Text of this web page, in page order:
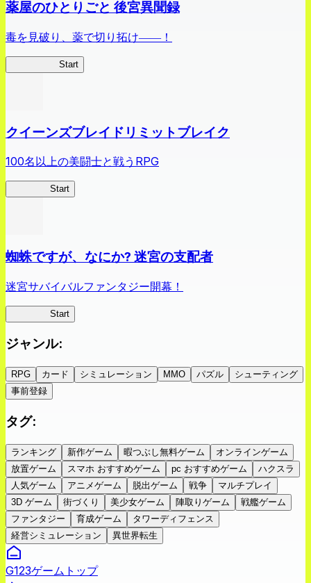
薬屋のひとりごと 後宮異聞録
毒を見破り、薬で切り拓け――！
Start
クイーンズブレイドリミットブレイク
100名以上の美闘士と戦うRPG
Start
蜘蛛ですが、なにか? 迷宮の支配者
迷宮サバイバルファンタジー開幕！
Start
ジャンル:
RPG カード シミュレーション MMO パズル
シューティング
事前登録
タグ:
ランキング 新作ゲーム 暇つぶし無料ゲーム
オンラインゲーム
放置ゲーム
スマホ おすすめゲーム pc おすすめゲーム
ハクスラ
人気ゲーム
アニメゲーム 脱出ゲーム 戦争
マルチプレイ
3D ゲーム
街づくり 美少女ゲーム 陣取りゲーム
戦艦ゲーム
ファンタジー
育成ゲーム
タワーディフェンス
経営シミュレーション
異世界転生
G123ゲームトップ